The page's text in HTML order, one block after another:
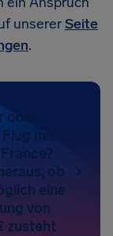
unsererSeite
.
mit
ob
eine
von
zusteht